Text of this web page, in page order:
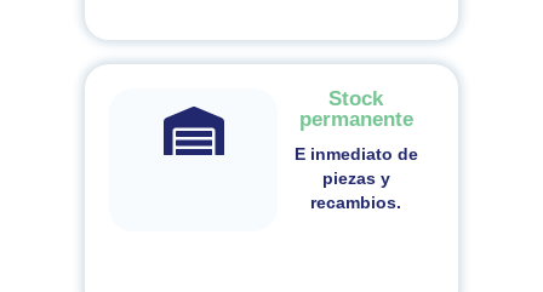
Stock
permanente
E inmediato de
piezas y
recambios.